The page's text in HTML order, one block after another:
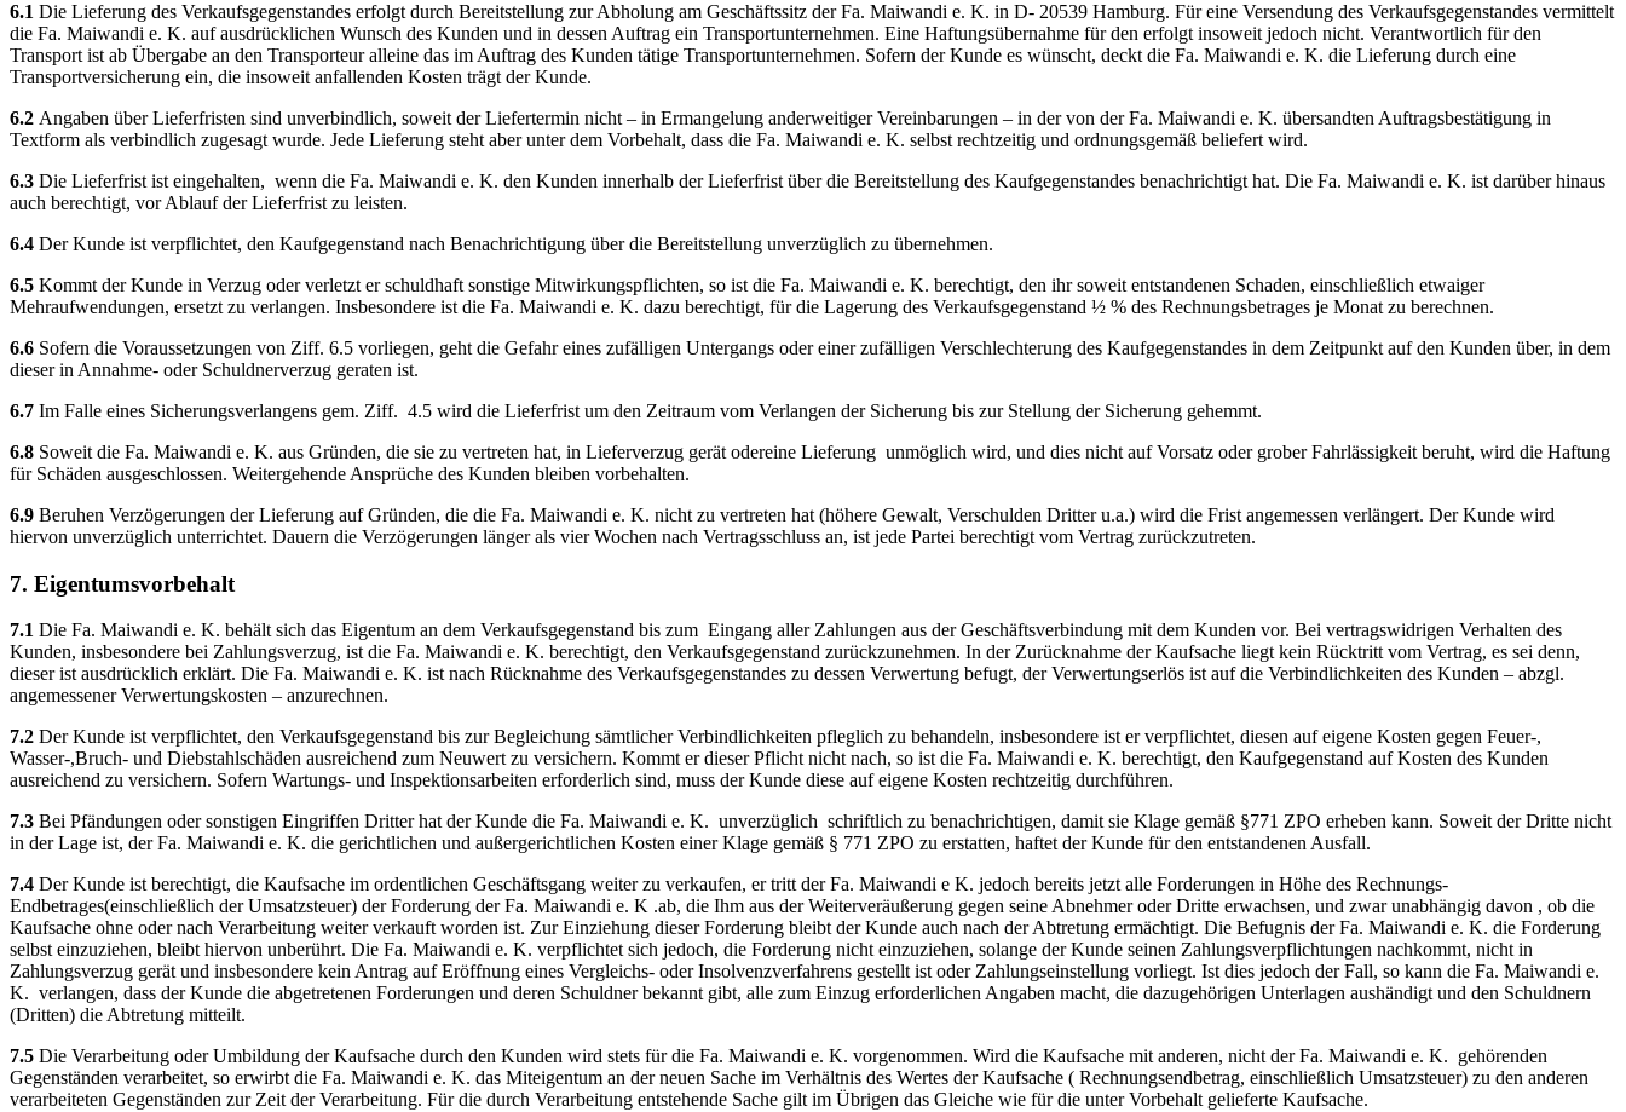
6.1 Die Lieferung des Verkaufsgegenstandes erfolgt durch Bereitstellung zur Abholung am Geschäftssitz der Fa. Maiwandi e. K. in D- 20539 Hamburg. Für eine Versendung des Verkaufsgegenstandes vermittelt
die Fa. Maiwandi e. K. auf ausdrücklichen Wunsch des Kunden und in dessen Auftrag ein Transportunternehmen. Eine Haftungsübernahme für den erfolgt insoweit jedoch nicht. Verantwortlich für den
Transport ist ab Übergabe an den Transporteur alleine das im Auftrag des Kunden tätige Transportunternehmen. Sofern der Kunde es wünscht, deckt die Fa. Maiwandi e. K. die Lieferung durch eine
Transportversicherung ein, die insoweit anfallenden Kosten trägt der Kunde.
6.2 Angaben über Lieferfristen sind unverbindlich, soweit der Liefertermin nicht – in Ermangelung anderweitiger Vereinbarungen – in der von der Fa. Maiwandi e. K. übersandten Auftragsbestätigung in
Textform als verbindlich zugesagt wurde. Jede Lieferung steht aber unter dem Vorbehalt, dass die Fa. Maiwandi e. K. selbst rechtzeitig und ordnungsgemäß beliefert wird.
6.3 Die Lieferfrist ist eingehalten, wenn die Fa. Maiwandi e. K. den Kunden innerhalb der Lieferfrist über die Bereitstellung des Kaufgegenstandes benachrichtigt hat. Die Fa. Maiwandi e. K. ist darüber hinaus
auch berechtigt, vor Ablauf der Lieferfrist zu leisten.
6.4 Der Kunde ist verpflichtet, den Kaufgegenstand nach Benachrichtigung über die Bereitstellung unverzüglich zu übernehmen.
6.5 Kommt der Kunde in Verzug oder verletzt er schuldhaft sonstige Mitwirkungspflichten, so ist die Fa. Maiwandi e. K. berechtigt, den ihr soweit entstandenen Schaden, einschließlich etwaiger
Mehraufwendungen, ersetzt zu verlangen. Insbesondere ist die Fa. Maiwandi e. K. dazu berechtigt, für die Lagerung des Verkaufsgegenstand ½ % des Rechnungsbetrages je Monat zu berechnen.
6.6 Sofern die Voraussetzungen von Ziff. 6.5 vorliegen, geht die Gefahr eines zufälligen Untergangs oder einer zufälligen Verschlechterung des Kaufgegenstandes in dem Zeitpunkt auf den Kunden über, in dem
dieser in Annahme- oder Schuldnerverzug geraten ist.
6.7 Im Falle eines Sicherungsverlangens gem. Ziff. 4.5 wird die Lieferfrist um den Zeitraum vom Verlangen der Sicherung bis zur Stellung der Sicherung gehemmt.
6.8 Soweit die Fa. Maiwandi e. K. aus Gründen, die sie zu vertreten hat, in Lieferverzug gerät odereine Lieferung unmöglich wird, und dies nicht auf Vorsatz oder grober Fahrlässigkeit beruht, wird die Haftung
für Schäden ausgeschlossen. Weitergehende Ansprüche des Kunden bleiben vorbehalten.
6.9 Beruhen Verzögerungen der Lieferung auf Gründen, die die Fa. Maiwandi e. K. nicht zu vertreten hat (höhere Gewalt, Verschulden Dritter u.a.) wird die Frist angemessen verlängert. Der Kunde wird
hiervon unverzüglich unterrichtet. Dauern die Verzögerungen länger als vier Wochen nach Vertragsschluss an, ist jede Partei berechtigt vom Vertrag zurückzutreten.
7. Eigentumsvorbehalt
7.1 Die Fa. Maiwandi e. K. behält sich das Eigentum an dem Verkaufsgegenstand bis zum Eingang aller Zahlungen aus der Geschäftsverbindung mit dem Kunden vor. Bei vertragswidrigen Verhalten des
Kunden, insbesondere bei Zahlungsverzug, ist die Fa. Maiwandi e. K. berechtigt, den Verkaufsgegenstand zurückzunehmen. In der Zurücknahme der Kaufsache liegt kein Rücktritt vom Vertrag, es sei denn,
dieser ist ausdrücklich erklärt. Die Fa. Maiwandi e. K. ist nach Rücknahme des Verkaufsgegenstandes zu dessen Verwertung befugt, der Verwertungserlös ist auf die Verbindlichkeiten des Kunden – abzgl.
angemessener Verwertungskosten – anzurechnen.
7.2 Der Kunde ist verpflichtet, den Verkaufsgegenstand bis zur Begleichung sämtlicher Verbindlichkeiten pfleglich zu behandeln, insbesondere ist er verpflichtet, diesen auf eigene Kosten gegen Feuer-,
Wasser-,Bruch- und Diebstahlschäden ausreichend zum Neuwert zu versichern. Kommt er dieser Pflicht nicht nach, so ist die Fa. Maiwandi e. K. berechtigt, den Kaufgegenstand auf Kosten des Kunden
ausreichend zu versichern. Sofern Wartungs- und Inspektionsarbeiten erforderlich sind, muss der Kunde diese auf eigene Kosten rechtzeitig durchführen.
7.3 Bei Pfändungen oder sonstigen Eingriffen Dritter hat der Kunde die Fa. Maiwandi e. K. unverzüglich schriftlich zu benachrichtigen, damit sie Klage gemäß §771 ZPO erheben kann. Soweit der Dritte nicht
in der Lage ist, der Fa. Maiwandi e. K. die gerichtlichen und außergerichtlichen Kosten einer Klage gemäß § 771 ZPO zu erstatten, haftet der Kunde für den entstandenen Ausfall.
7.4 Der Kunde ist berechtigt, die Kaufsache im ordentlichen Geschäftsgang weiter zu verkaufen, er tritt der Fa. Maiwandi e K. jedoch bereits jetzt alle Forderungen in Höhe des Rechnungs-
Endbetrages(einschließlich der Umsatzsteuer) der Forderung der Fa. Maiwandi e. K .ab, die Ihm aus der Weiterveräußerung gegen seine Abnehmer oder Dritte erwachsen, und zwar unabhängig davon , ob die
Kaufsache ohne oder nach Verarbeitung weiter verkauft worden ist. Zur Einziehung dieser Forderung bleibt der Kunde auch nach der Abtretung ermächtigt. Die Befugnis der Fa. Maiwandi e. K. die Forderung
selbst einzuziehen, bleibt hiervon unberührt. Die Fa. Maiwandi e. K. verpflichtet sich jedoch, die Forderung nicht einzuziehen, solange der Kunde seinen Zahlungsverpflichtungen nachkommt, nicht in
Zahlungsverzug gerät und insbesondere kein Antrag auf Eröffnung eines Vergleichs- oder Insolvenzverfahrens gestellt ist oder Zahlungseinstellung vorliegt. Ist dies jedoch der Fall, so kann die Fa. Maiwandi e.
K. verlangen, dass der Kunde die abgetretenen Forderungen und deren Schuldner bekannt gibt, alle zum Einzug erforderlichen Angaben macht, die dazugehörigen Unterlagen aushändigt und den Schuldnern
(Dritten) die Abtretung mitteilt.
7.5 Die Verarbeitung oder Umbildung der Kaufsache durch den Kunden wird stets für die Fa. Maiwandi e. K. vorgenommen. Wird die Kaufsache mit anderen, nicht der Fa. Maiwandi e. K. gehörenden
Gegenständen verarbeitet, so erwirbt die Fa. Maiwandi e. K. das Miteigentum an der neuen Sache im Verhältnis des Wertes der Kaufsache ( Rechnungsendbetrag, einschließlich Umsatzsteuer) zu den anderen
verarbeiteten Gegenständen zur Zeit der Verarbeitung. Für die durch Verarbeitung entstehende Sache gilt im Übrigen das Gleiche wie für die unter Vorbehalt gelieferte Kaufsache.